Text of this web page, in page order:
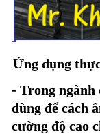
Ứng dụng
- Trong ngành
dùng để cách
cường độ cao